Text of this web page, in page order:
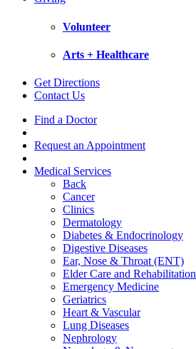
Volunteer
Arts + Healthcare
Get Directions
Contact Us
Find a Doctor
Request an Appointment
Medical Services
Back
Cancer
Clinics
Dermatology
Diabetes & Endocrinology
Digestive Diseases
Ear, Nose & Throat (ENT)
Elder Care and Rehabilitation
Emergency Medicine
Geriatrics
Heart & Vascular
Lung Diseases
Nephrology